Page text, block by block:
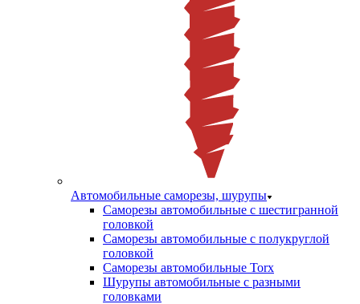
Автомобильные саморезы, шурупы
Саморезы автомобильные с шестигранной
головкой
Саморезы автомобильные с полукруглой
головкой
Саморезы автомобильные Torx
Шурупы автомобильные с разными
головками